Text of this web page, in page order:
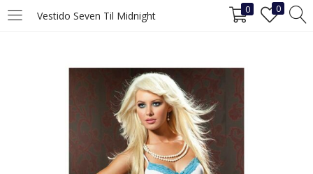
Vestido Seven Til Midnight 0 0
INICIAR SESIÓN REGISTRO
Ingrese su nombre de usuario y contraseña para iniciar sesión.